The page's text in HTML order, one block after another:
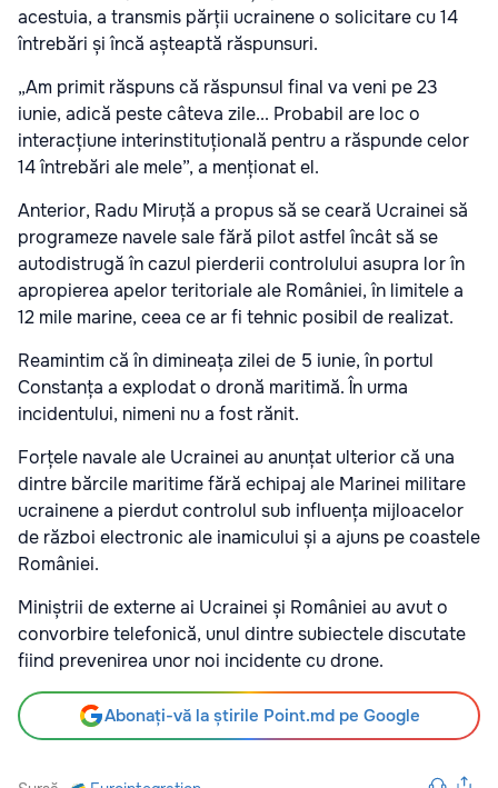
acestuia, a transmis părții ucrainene o solicitare cu 14
întrebări și încă așteaptă răspunsuri.
„Am primit răspuns că răspunsul final va veni pe 23
iunie, adică peste câteva zile... Probabil are loc o
interacțiune interinstituțională pentru a răspunde celor
14 întrebări ale mele”, a menționat el.
Anterior, Radu Miruță a propus să se ceară Ucrainei să
programeze navele sale fără pilot astfel încât să se
autodistrugă în cazul pierderii controlului asupra lor în
apropierea apelor teritoriale ale României, în limitele a
12 mile marine, ceea ce ar fi tehnic posibil de realizat.
Reamintim că în dimineața zilei de 5 iunie, în portul
Constanța a explodat o dronă maritimă. În urma
incidentului, nimeni nu a fost rănit.
Forțele navale ale Ucrainei au anunțat ulterior că una
dintre bărcile maritime fără echipaj ale Marinei militare
ucrainene a pierdut controlul sub influența mijloacelor
de război electronic ale inamicului și a ajuns pe coastele
României.
Miniștrii de externe ai Ucrainei și României au avut o
convorbire telefonică, unul dintre subiectele discutate
fiind prevenirea unor noi incidente cu drone.
Abonați-vă la știrile Point.md pe Google